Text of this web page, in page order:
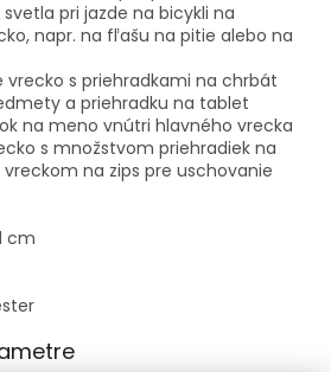
pri jazde na bicykli na
napr. na fľašu na pitie alebo na
s priehradkami na chrbát
a priehradku na tablet
na meno vnútri hlavného vrecka
s množstvom priehradiek na
na zips pre uschovanie
cm